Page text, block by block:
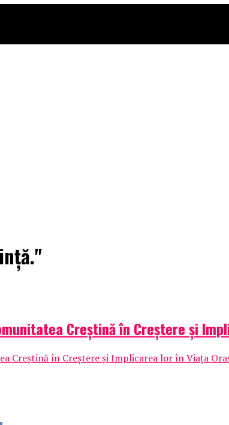
Creștină în Creștere și
Creștină în Creștere și Implicarea lor în Viața